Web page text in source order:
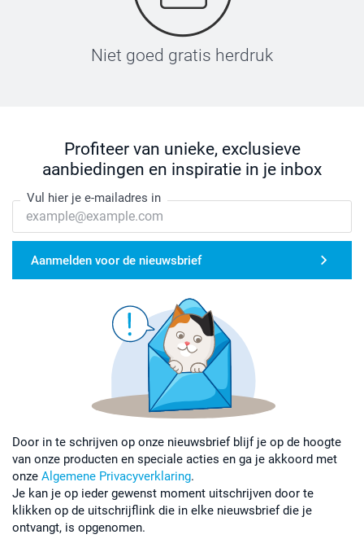
Niet goed gratis herdruk
Profiteer van unieke, exclusieve
aanbiedingen en inspiratie in je inbox
Vul hier je e-mailadres in
Aanmelden voor de nieuwsbrief
Door in te schrijven op onze nieuwsbrief blijf je op de hoogte
van onze producten en speciale acties en ga je akkoord met
onze Algemene Privacyverklaring.
Je kan je op ieder gewenst moment uitschrijven door te
klikken op de uitschrijflink die in elke nieuwsbrief die je
ontvangt, is opgenomen.